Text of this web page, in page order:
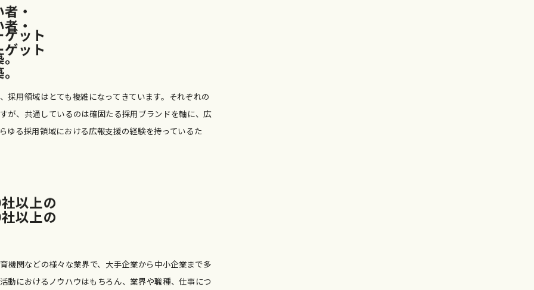
者 ・
者 ・
ゲッ ト
ゲッ ト
。
。
採用領域はとても複雑になってきています。それぞれの
が、共通しているのは確固たる採用ブランドを軸に、広
ゆる採用領域における広報支援の経験を持っているた
社以上の
社以上の
機関などの様々な業界で、大手企業から中小企業まで多
動におけるノウハウはもちろん、業界や職種、仕事につ